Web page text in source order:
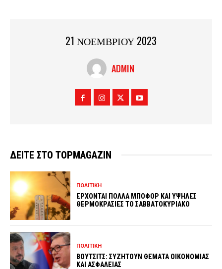
21 ΝΟΕΜΒΡΙΟΥ 2023
ADMIN
ΔΕΙΤΕ ΣΤΟ TOPMAGAZIN
ΠΟΛΙΤΙΚΗ
ΕΡΧΟΝΤΑΙ ΠΟΛΛΑ ΜΠΟΦΟΡ ΚΑΙ ΥΨΗΛΕΣ
ΘΕΡΜΟΚΡΑΣΙΕΣ ΤΟ ΣΑΒΒΑΤΟΚΥΡΙΑΚΟ
ΠΟΛΙΤΙΚΗ
ΒΟΥΤΣΙΤΣ: ΣΥΖΗΤΟΥΝ ΘΕΜΑΤΑ ΟΙΚΟΝΟΜΙΑΣ
ΚΑΙ ΑΣΦΑΛΕΙΑΣ